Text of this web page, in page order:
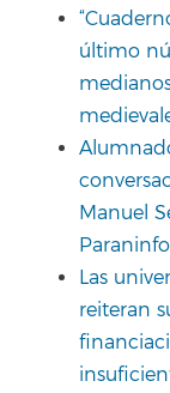
último
Manuel
Paraninfo
Las
reiteran